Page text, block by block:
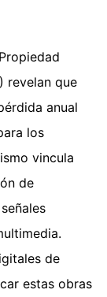
revelan que
anual
los
vincula
de
de
estas obras